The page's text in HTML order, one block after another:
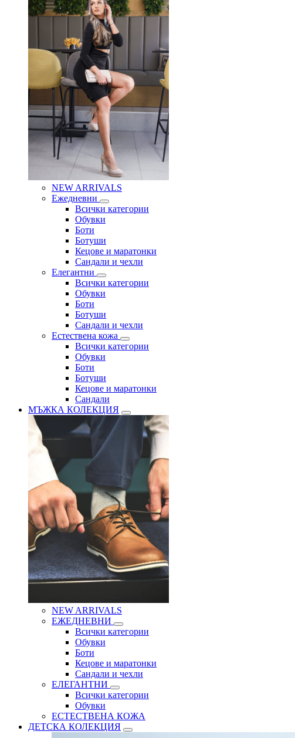
NEW ARRIVALS
Ежедневни
Всички категории
Обувки
Боти
Ботуши
Кецове и маратонки
Сандали и чехли
Елегантни
Всички категории
Обувки
Боти
Ботуши
Сандали и чехли
Естествена кожа
Всички категории
Обувки
Боти
Ботуши
Кецове и маратонки
Сандали
МЪЖКА КОЛЕКЦИЯ
NEW ARRIVALS
ЕЖЕДНЕВНИ
Всички категории
Обувки
Боти
Кецове и маратонки
Сандали и чехли
ЕЛЕГАНТНИ
Всички категории
Обувки
ЕСТЕСТВЕНА КОЖА
ДЕТСКА КОЛЕКЦИЯ